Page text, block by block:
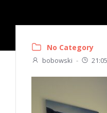
No Category
bobowski - 21:05